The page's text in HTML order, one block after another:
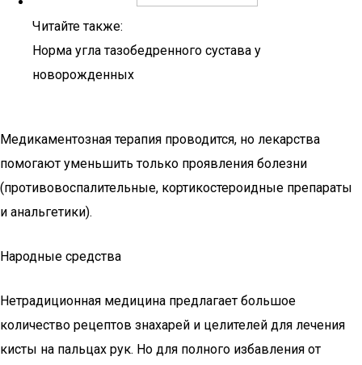
Читайте также:
Норма угла тазобедренного сустава у
новорожденных
Медикаментозная терапия проводится, но лекарства
помогают уменьшить только проявления болезни
(противовоспалительные, кортикостероидные препараты
и анальгетики).
Народные средства
Нетрадиционная медицина предлагает большое
количество рецептов знахарей и целителей для лечения
кисты на пальцах рук. Но для полного избавления от